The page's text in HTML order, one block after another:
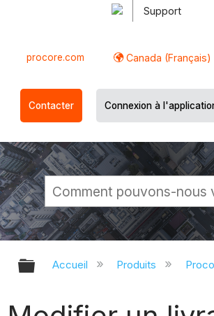
Support
procore.com Canada (Français)
Contacter Connexion à
Développer/réduire
Accueil Produits